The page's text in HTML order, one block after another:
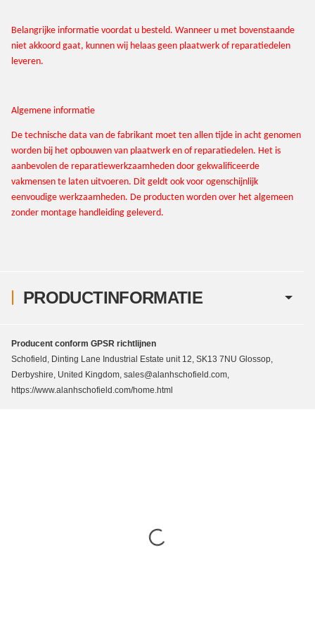
PRODUCTINFORMATIE
Belangrijke informatie voordat u besteld. Wanneer u met bovenstaande
niet akkoord gaat, kunnen wij helaas geen plaatwerk of reparatiedelen
leveren.
Algemene informatie
De technische data van de fabrikant moet ten allen tijde in acht genomen
worden bij het opbouwen van plaatwerk en of reparatiedelen. Het is
aanbevolen de reparatiewerkzaamheden door gekwalificeerde
vakmensen te laten uitvoeren. Dit geldt ook voor ogenschijnlijk
eenvoudige werkzaamheden. De producten worden over het algemeen
zonder montage handleiding geleverd.
Producent conform GPSR richtlijnen
Schofield, Dinting Lane Industrial Estate unit 12, SK13 7NU Glossop,
Derbyshire, United Kingdom, sales@alanhschofield.com,
https://www.alanhschofield.com/home.html